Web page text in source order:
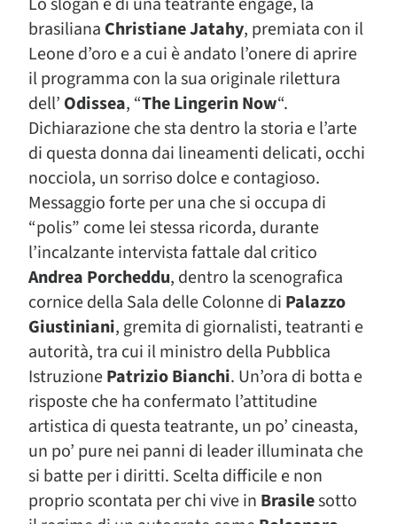
brasiliana Christiane Jatahy, premiata con il
Leone d’oro e a cui è andato l’onere di aprire
il programma con la sua originale rilettura
dell’ Odissea, “The Lingerin Now“.
Dichiarazione che sta dentro la storia e l’arte
di questa donna dai lineamenti delicati, occhi
nocciola, un sorriso dolce e contagioso.
Messaggio forte per una che si occupa di
“polis” come lei stessa ricorda, durante
l’incalzante intervista fattale dal critico
Andrea Porcheddu, dentro la scenografica
cornice della Sala delle Colonne di Palazzo
Giustiniani, gremita di giornalisti, teatranti e
autorità, tra cui il ministro della Pubblica
IstruzionePatrizio Bianchi. Un’ora di botta e
risposte che ha confermato l’attitudine
artistica di questa teatrante, un po’ cineasta,
un po’ pure nei panni di leader illuminata che
si batte per i diritti. Scelta difficile e non
proprio scontata per chi vive in Brasilesotto